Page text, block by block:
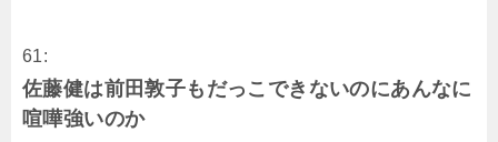
61:
佐藤健は前田敦子もだっこできないのにあんなに
喧嘩強いのか